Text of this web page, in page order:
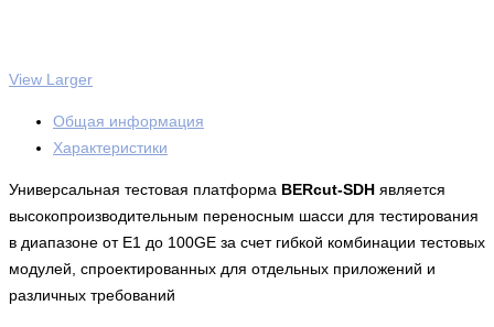
View Larger
Общая информация
Характеристики
Универсальная тестовая платформа BERcut-SDH является
высокопроизводительным переносным шасси для тестирования
в диапазоне от E1 до 100GE за счет гибкой комбинации тестовых
модулей, спроектированных для отдельных приложений и
различных требований